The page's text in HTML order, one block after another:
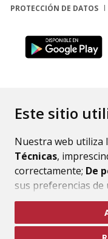
Este sitio
Nuestra web utiliza
Técnicas,
correctamente; De
sus preferencias de
mejorar el
Si acepta pulsando
PROTECCIÓN DE DATOS